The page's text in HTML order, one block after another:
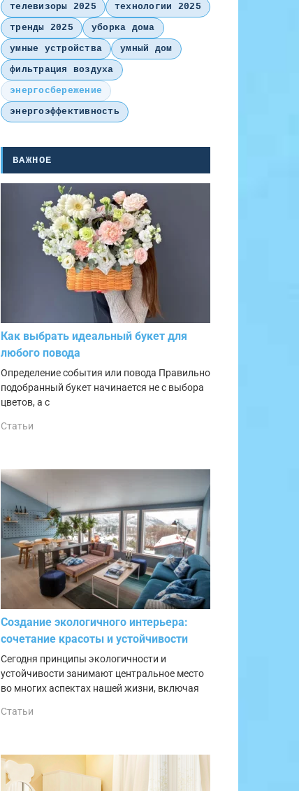
телевизоры 2025
технологии 2025
тренды 2025
уборка дома
умные устройства
умный дом
фильтрация воздуха
энергосбережение
энергоэффективность
ВАЖНОЕ
Как выбрать идеальный букет для
любого повода
Определение события или повода Правильно
подобранный букет начинается не с выбора
цветов, а с
Статьи
Создание экологичного интерьера:
сочетание красоты и устойчивости
Сегодня принципы экологичности и
устойчивости занимают центральное место
во многих аспектах нашей жизни, включая
Статьи